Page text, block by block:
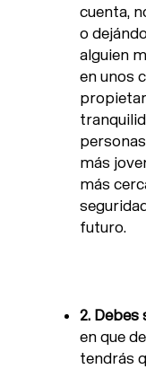
cuenta,
o
alguien
en unos
más
más
futuro.
2. Debes
en que
tendrás